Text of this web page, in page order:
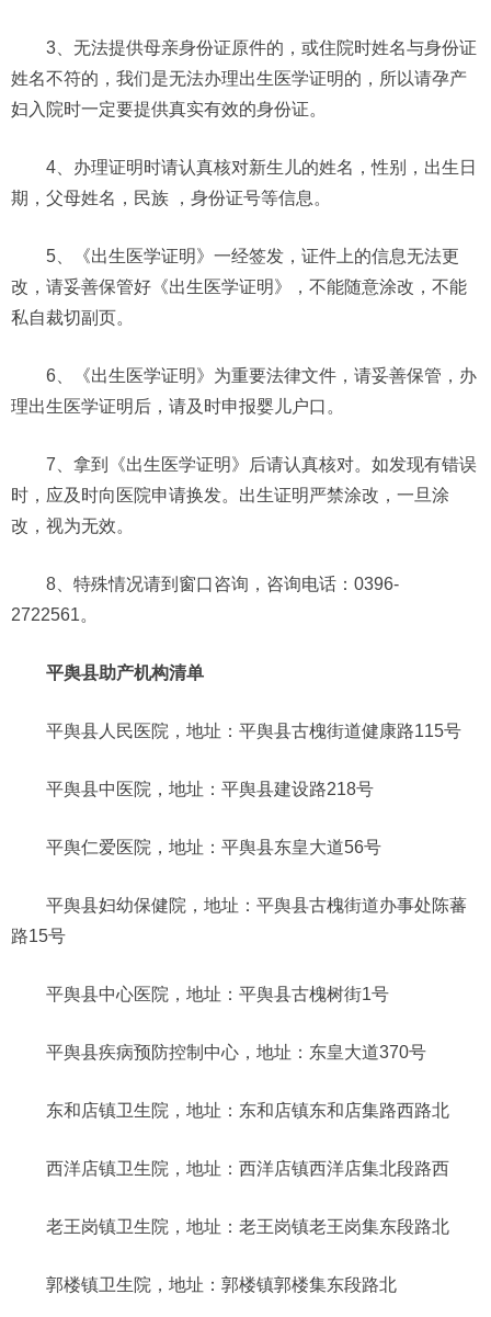
3、无法提供母亲身份证原件的，或住院时姓名与身份证
姓名不符的，我们是无法办理出生医学证明的，所以请孕产
妇入院时一定要提供真实有效的身份证。
4、办理证明时请认真核对新生儿的姓名，性别，出生日
期，父母姓名，民族 ，身份证号等信息。
5、《出生医学证明》一经签发，证件上的信息无法更
改，请妥善保管好《出生医学证明》，不能随意涂改，不能
私自裁切副页。
6、《出生医学证明》为重要法律文件，请妥善保管，办
理出生医学证明后，请及时申报婴儿户口。
7、拿到《出生医学证明》后请认真核对。如发现有错误
时，应及时向医院申请换发。出生证明严禁涂改，一旦涂
改，视为无效。
8、特殊情况请到窗口咨询，咨询电话：0396-
2722561。
平舆县助产机构清单
平舆县人民医院，地址：平舆县古槐街道健康路115号
平舆县中医院，地址：平舆县建设路218号
平舆仁爱医院，地址：平舆县东皇大道56号
平舆县妇幼保健院，地址：平舆县古槐街道办事处陈蕃
路15号
平舆县中心医院，地址：平舆县古槐树街1号
平舆县疾病预防控制中心，地址：东皇大道370号
东和店镇卫生院，地址：东和店镇东和店集路西路北
西洋店镇卫生院，地址：西洋店镇西洋店集北段路西
老王岗镇卫生院，地址：老王岗镇老王岗集东段路北
郭楼镇卫生院，地址：郭楼镇郭楼集东段路北